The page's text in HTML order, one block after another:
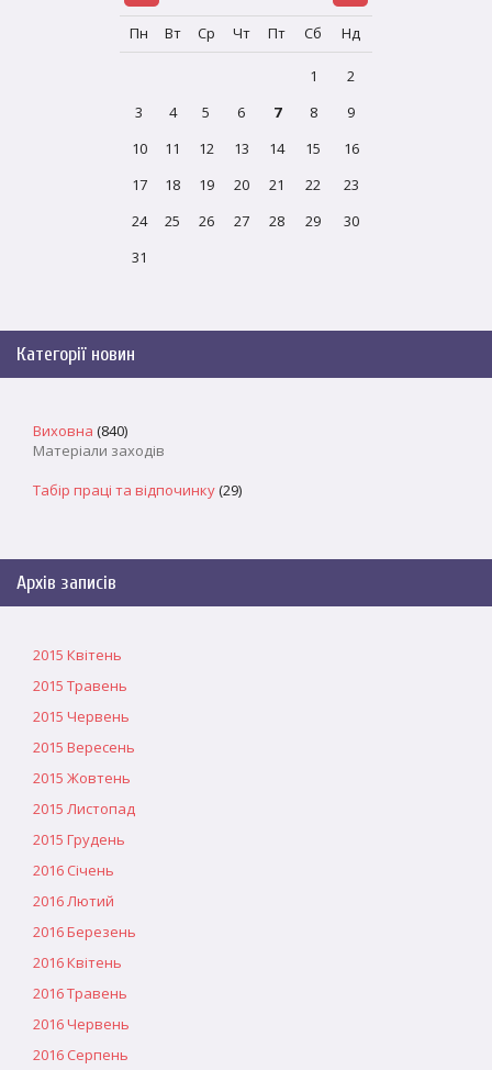
Пн Вт Ср Чт Пт Сб Нд
1
2
3
4 5 6 7 8
9
10
11 12 13 14 15
16
17
18 19 20 21 22
23
24
25 26 27 28 29
30
31
Категорії новин
Виховна (840)
Матеріали заходів
Табір праці та відпочинку(29)
Архів записів
2015 Квітень
2015 Травень
2015 Червень
2015 Вересень
2015 Жовтень
2015 Листопад
2015 Грудень
2016 Січень
2016 Лютий
2016 Березень
2016 Квітень
2016 Травень
2016 Червень
2016 Серпень